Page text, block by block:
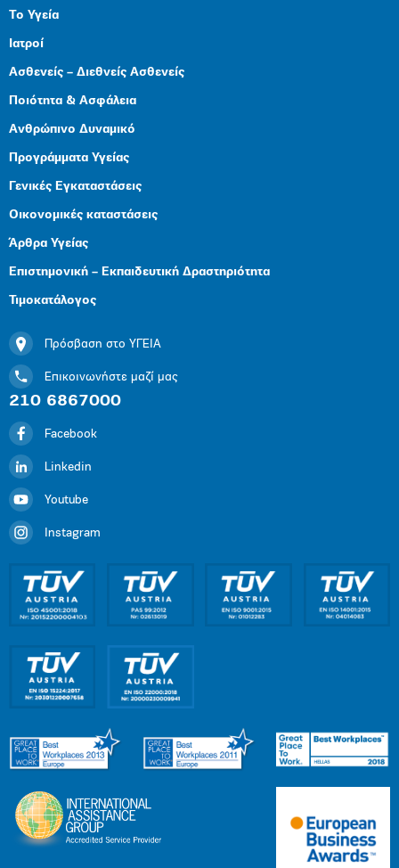
Το Υγεία
Ιατροί
Ασθενείς – Διεθνείς Ασθενείς
Ποιότητα & Ασφάλεια
Ανθρώπινο Δυναμικό
Προγράμματα Υγείας
Γενικές Εγκαταστάσεις
Οικονομικές καταστάσεις
Άρθρα Υγείας
Επιστημονική – Εκπαιδευτική Δραστηριότητα
Τιμοκατάλογος
Πρόσβαση στο ΥΓΕΙΑ
Επικοινωνήστε μαζί μας
210 6867000
Facebook
Linkedin
Youtube
Instagram